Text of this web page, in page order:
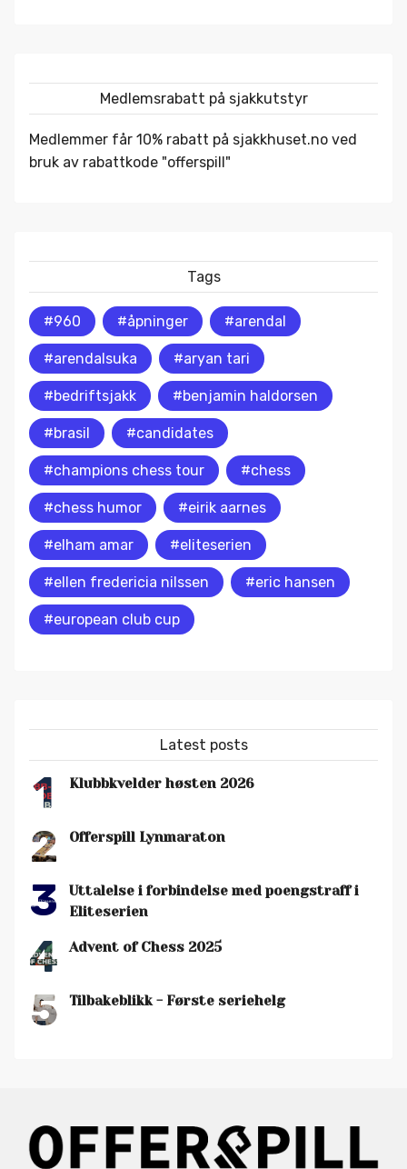
Medlemsrabatt på sjakkutstyr
Medlemmer får 10% rabatt på sjakkhuset.no ved
bruk av rabattkode "offerspill"
Tags
#960 #åpninger #arendal
#arendalsuka #aryan tari
#bedriftsjakk #benjamin haldorsen
#brasil #candidates
#champions chess tour #chess
#chess humor #eirik aarnes
#elham amar #eliteserien
#ellen fredericia nilssen #eric hansen
#european club cup
Latest posts
1 Klubbkvelder høsten 2026
2 Offerspill Lynmaraton
3
Uttalelse i forbindelse med poengstraff i
Eliteserien
4 Advent of Chess 2025
5 Tilbakeblikk - Første seriehelg